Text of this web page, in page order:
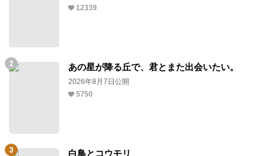
12339
あの星が降る丘で、君とまた出会いたい。
2026年8月7日公開
5750
白鳥とコウモリ